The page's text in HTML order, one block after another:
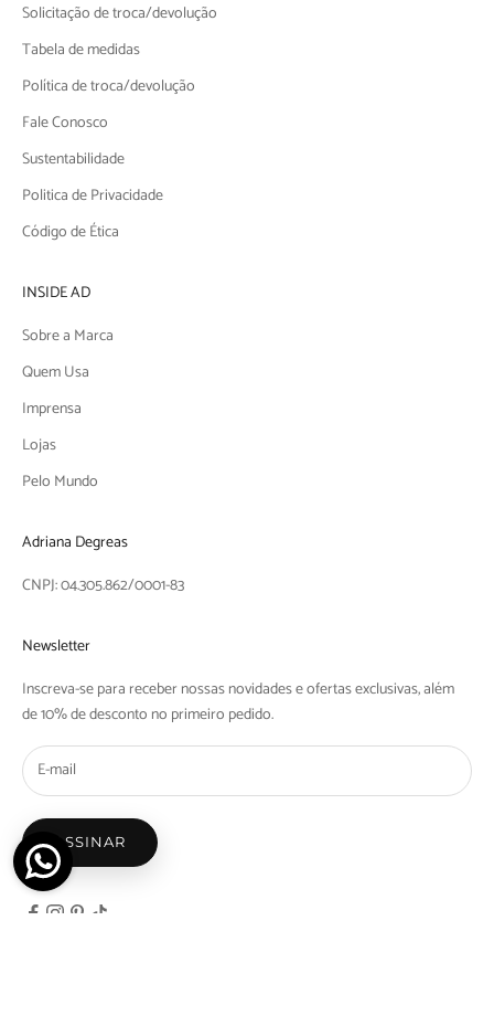
Solicitação de troca/devolução
Tabela de medidas
Política de troca/devolução
Fale Conosco
Sustentabilidade
Politica de Privacidade
Código de Ética
INSIDE AD
Sobre a Marca
Quem Usa
Imprensa
Lojas
Pelo Mundo
Adriana Degreas
CNPJ: 04.305.862/0001-83
Newsletter
Inscreva-se para receber nossas novidades e ofertas exclusivas, além
de 10% de desconto no primeiro pedido.
ASSINAR